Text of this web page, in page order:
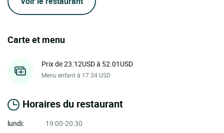
Carte et menu
Prix de 23.12USD à 52.01USD
Menu enfant à 17.34 USD
Horaires du restaurant
lundi:
19:00-20:30